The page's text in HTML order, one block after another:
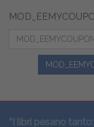
“I libri pesano